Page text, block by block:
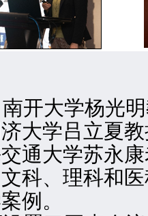
开大学杨光
大学吕立夏
通大学苏永
科、理科和医
例 。